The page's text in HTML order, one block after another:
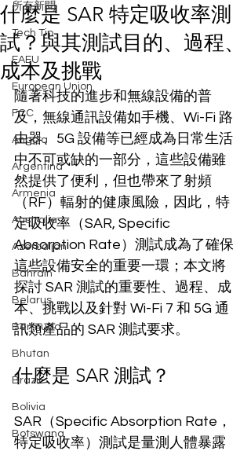
所有新聞
Tech Tip
EAEU
European Union
FCC
Angola
Argentina
Armenia
Australia
Azerbaijan
Bahrain
Belarus
Bermuda
Bhutan
Brazil
Bolivia
Botswana
什麼是 SAR 特定吸收率測
試？與其測試目的、過程、
成本及挑戰
隨著科技的進步和無線設備的普
及，無線通訊設備如手機、Wi-Fi 路
由器、5G 設備等已經成為日常生活
中不可或缺的一部分，這些設備雖
然提供了便利，但也帶來了射頻
（RF）輻射的健康風險，因此，特
定吸收率（SAR, Specific
Absorption Rate）測試成為了確保
這些設備安全的重要一環；本文將
探討 SAR 測試的重要性、過程、成
本、挑戰以及針對 Wi-Fi 7 和 5G 通
訊類產品的 SAR 測試要求。
什麼是 SAR 測試？
SAR（Specific Absorption Rate，
特定吸收率）測試是量測人體暴露